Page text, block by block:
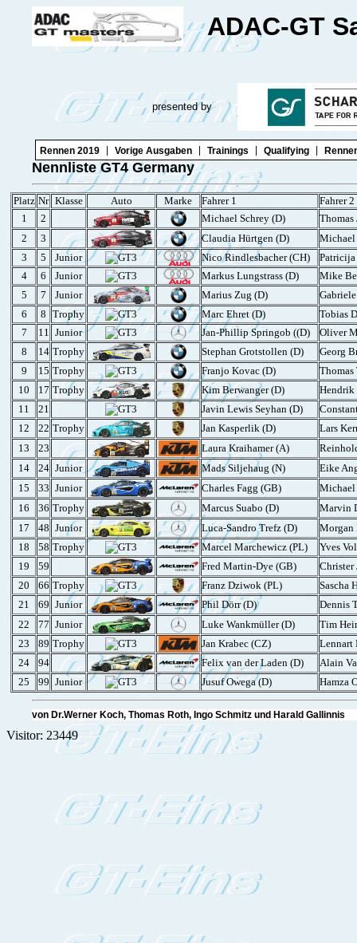
ADAC-GT
presented by
Rennen 2019 Vorige Ausgaben Trainings Qualifying
Nennliste GT4 Germany
Platz Nr Klasse Auto Marke Fahrer 1
Fahrer 2
1
2 Michael Schrey (D)
Thomas
2
3 Claudia Hürtgen (D)
Michael
3
5 Junior Nico Rindlesbacher (CH)
Patricija
4
6 Junior Markus Lungstrass (D)
Mike
5
7 Junior Marius Zug (D)
6
8 Trophy Marc Ehret (D)
Tobias
7
11 Junior Jan-Phillip Springob ((D)
Oliver
8
14 Trophy Stephan Grotstollen (D)
Georg
9
15 Trophy Franjo Kovac (D)
Thomas
10
17 Trophy Kim Berwanger (D)
11
21 Javin Lewis Seyhan (D)
12
22 Trophy Jan Kasperlik (D)
Lars
13
23 Laura Kraihamer (A)
14
24 Junior Mads Siljehaug (N)
Eike
15
33 Junior Charles Fagg (GB)
16
36 Trophy Marcus Suabo (D)
Marvin
17
48 Junior Luca-Sandro Trefz (D)
Morgan
18
58 Trophy Marcel Marchewicz (PL)
Yves
19
59 Fred Martin-Dye (GB)
Christer
20
66 Trophy Franz Dziwok (PL)
Sascha
21
69 Junior Phil Dörr (D)
Dennis
22
77 Junior Luke Wankmüller (D)
Tim
23
89 Trophy Jan Krabec (CZ)
Lennart
24
94 Felix van der Laden (D)
Alain
25
99 Junior Jusuf Owega (D) Hamza
von Dr.Werner Koch, Thomas Roth, Ingo
Visitor: 23449